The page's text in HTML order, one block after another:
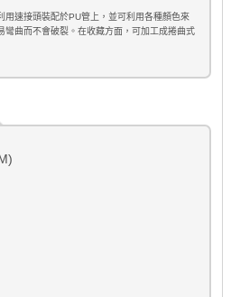
用速接頭裝配於PU管上，並可利用各種顏色來
彎曲而不會破裂。在收藏方面，可加工成捲曲式